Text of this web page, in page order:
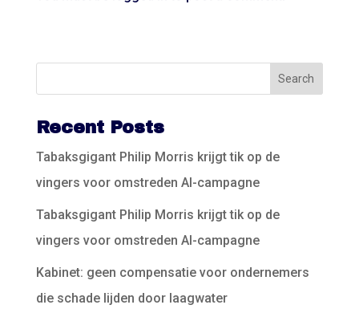
Recent Posts
Tabaksgigant Philip Morris krijgt tik op de
vingers voor omstreden AI-campagne
Tabaksgigant Philip Morris krijgt tik op de
vingers voor omstreden AI-campagne
Kabinet: geen compensatie voor ondernemers
die schade lijden door laagwater